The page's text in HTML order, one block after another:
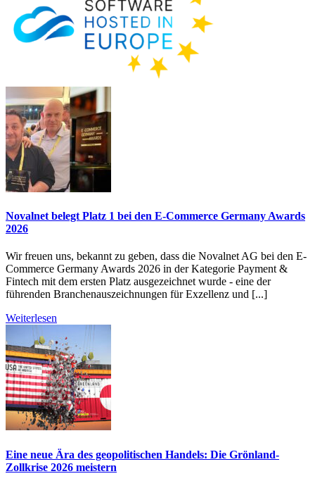
Novalnet belegt Platz 1 bei den E-Commerce Germany Awards
2026
Wir freuen uns, bekannt zu geben, dass die Novalnet AG bei den E-
Commerce Germany Awards 2026 in der Kategorie Payment &
Fintech mit dem ersten Platz ausgezeichnet wurde - eine der
führenden Branchenauszeichnungen für Exzellenz und [...]
Weiterlesen
Eine neue Ära des geopolitischen Handels: Die Grönland-
Zollkrise 2026 meistern